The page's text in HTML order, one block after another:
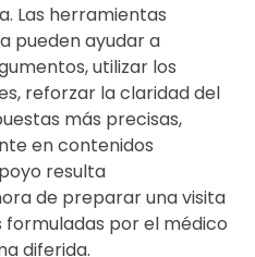
Las herramientas
pueden ayudar a
utilizar los
reforzar la claridad del
más precisas,
en contenidos
resulta
de preparar una visita
por el médico
diferida.